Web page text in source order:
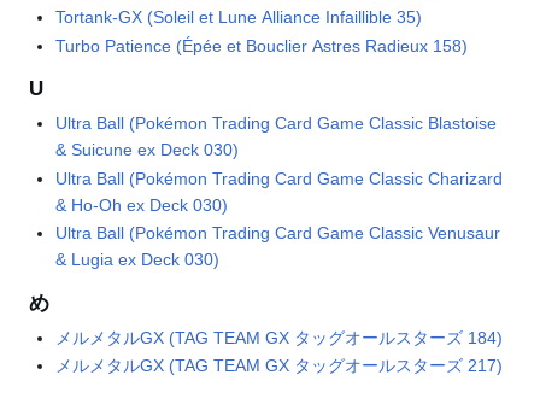
Tortank-GX (Soleil et Lune Alliance Infaillible 35)
Turbo Patience (Épée et Bouclier Astres Radieux 158)
U
Ultra Ball (Pokémon Trading Card Game Classic Blastoise
& Suicune ex Deck 030)
Ultra Ball (Pokémon Trading Card Game Classic Charizard
& Ho-Oh ex Deck 030)
Ultra Ball (Pokémon Trading Card Game Classic Venusaur
& Lugia ex Deck 030)
め
メルメタルGX (TAG TEAM GX タッグオールスターズ 184)
メルメタルGX (TAG TEAM GX タッグオールスターズ 217)